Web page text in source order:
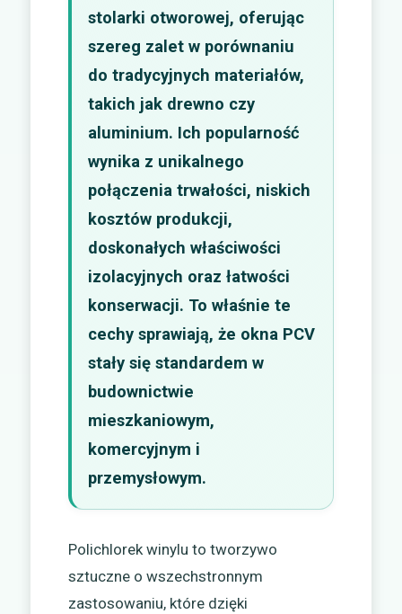
stolarki otworowej, oferując
szereg zalet w porównaniu
do tradycyjnych materiałów,
takich jak drewno czy
aluminium. Ich popularność
wynika z unikalnego
połączenia trwałości, niskich
kosztów produkcji,
doskonałych właściwości
izolacyjnych oraz łatwości
konserwacji. To właśnie te
cechy sprawiają, że okna PCV
stały się standardem w
budownictwie
mieszkaniowym,
komercyjnym i
przemysłowym.
Polichlorek winylu to tworzywo
sztuczne o wszechstronnym
zastosowaniu, które dzięki